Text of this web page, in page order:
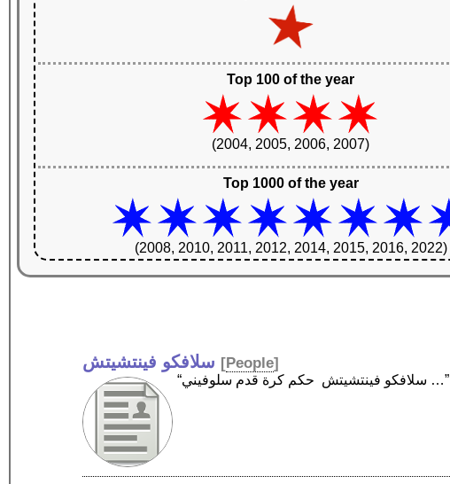
Top 100 of the year
(2004, 2005, 2006, 2007)
Top 1000 of the year
(2008, 2010, 2011, 2012, 2014, 2015, 2016, 2022)
سلافكو فينتشيتش [People]
“سلافكو فينتشيتش ‏ حكم كرة قدم سلوفيني …”